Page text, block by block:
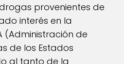
provenientes de
interés en la
(Administración de
de los Estados
al tanto de la